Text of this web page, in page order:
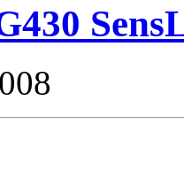
3090